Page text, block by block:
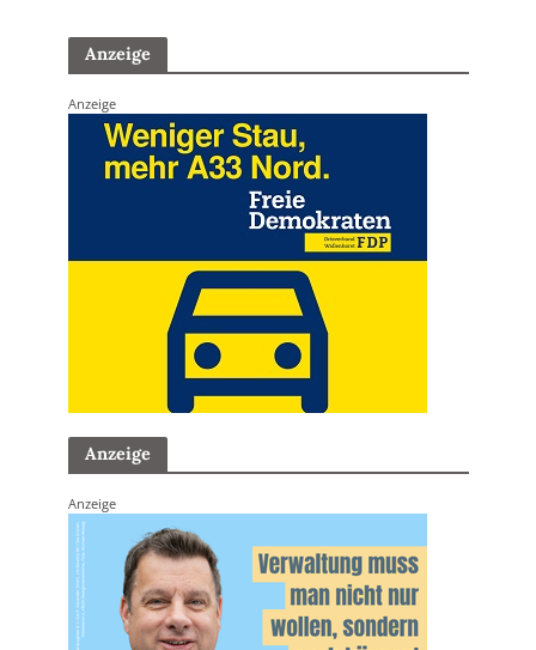
Anzeige
Anzeige
Anzeige
Anzeige